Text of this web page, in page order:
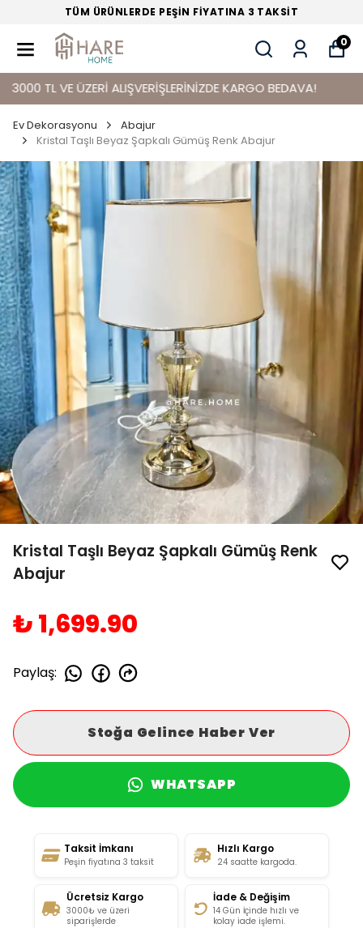
TÜM ÜRÜNLERDE PEŞİN FİYATINA 3 TAKSİT
0
TL VE ÜZERİ ALIŞVERİŞLERİNİZDE KARGO BEDAVA!
Ev Dekorasyonu
Abajur
Kristal Taşlı Beyaz Şapkalı Gümüş Renk Abajur
Kristal Taşlı Beyaz Şapkalı Gümüş Renk
Abajur
₺ 1,699.90
Paylaş:
Stoğa Gelince Haber Ver
WHATSAPP
Taksit İmkanı
Peşin fiyatına 3 taksit
Hızlı Kargo
24 saatte kargoda.
Ücretsiz Kargo
3000₺ ve üzeri
siparişlerde
İade & Değişim
14 Gün İçinde hızlı ve
kolay iade işlemi.